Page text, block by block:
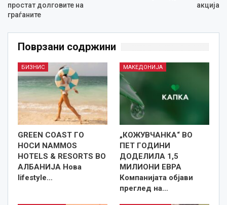
простат долговите на
граѓаните
акција
Поврзани содржини
БИЗНИС
GREEN COAST ГО
НОСИ NAMMOS
HOTELS & RESORTS ВО
АЛБАНИЈА Нова
lifestyle…
МАКЕДОНИЈА
„КОЖУВЧАНКА“ ВО
ПЕТ ГОДИНИ
ДОДЕЛИЛА 1,5
МИЛИОНИ ЕВРА
Компанијата објави
преглед на…